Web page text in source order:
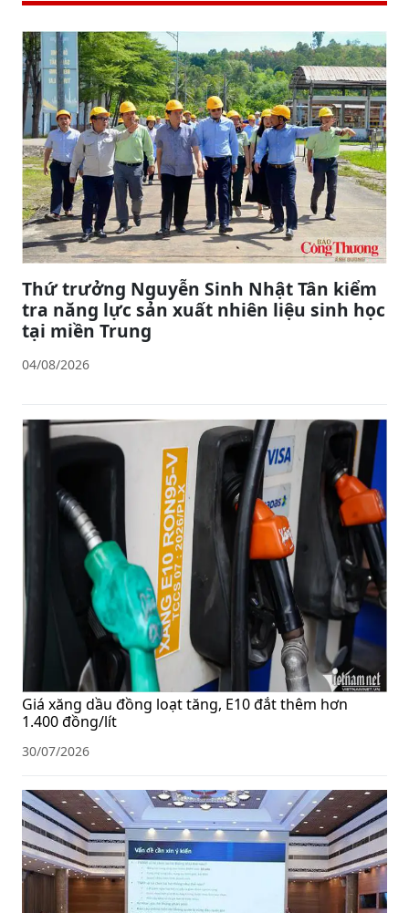
Thứ trưởng Nguyễn Sinh Nhật Tân kiểm
tra năng lực sản xuất nhiên liệu sinh học
tại miền Trung
04/08/2026
Giá xăng dầu đồng loạt tăng, E10 đắt thêm hơn
1.400 đồng/lít
30/07/2026